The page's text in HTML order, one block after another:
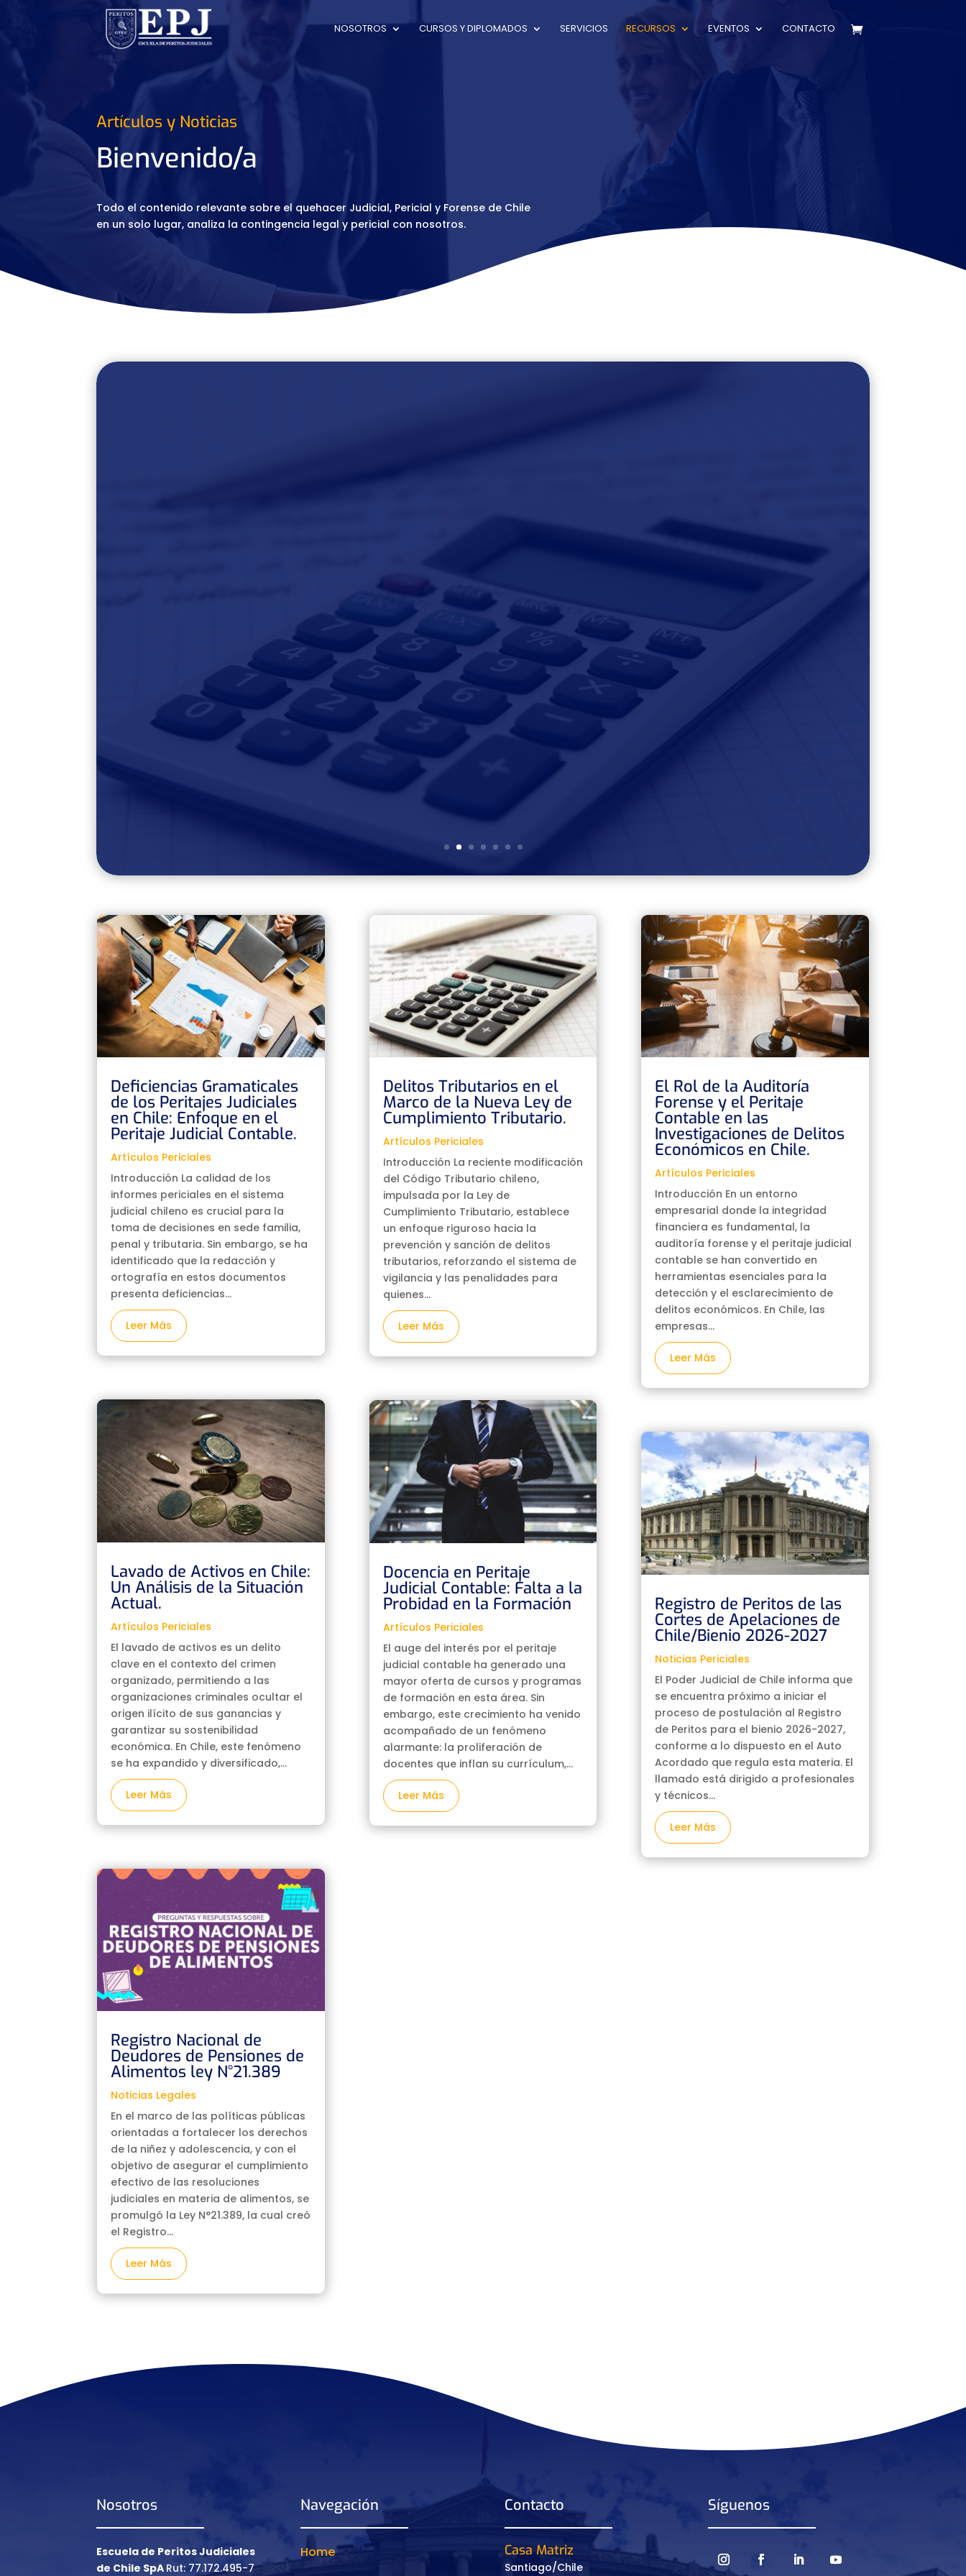
NOSOTROS CURSOS Y DIPLOMADOS SERVICIOS RECURSOS EVENTOS CONTACTO
Artículos y Noticias
Bienvenido/a
Todo el contenido relevante sobre el quehacer Judicial, Pericial y Forense de Chile
en un solo lugar, analiza la contingencia legal y pericial con nosotros.
Delitos Tributarios en el
Marco de la Nueva Ley de
Cumplimiento Tributario.
Escuela de Peritos Judiciales de Chile OTEC 18 de abril de 2025 Artículos Periciales| 0 Comentario
Introducción La reciente modificación del Código Tributario chileno, impulsada por la Ley de Cumplimiento
Tributario, establece un enfoque riguroso hacia la prevención y sanción de delitos tributarios, reforzando
el sistema de vigilancia y las penalidades para quienes...
Leer más
Deficiencias Gramaticales
de los Peritajes Judiciales
en Chile: Enfoque en el
Peritaje Judicial Contable.
Artículos Periciales
Introducción La calidad de los
informes periciales en el sistema
judicial chileno es crucial para la
toma de decisiones en sede familia,
penal y tributaria. Sin embargo, se ha
identificado que la redacción y
ortografía en estos documentos
presenta deficiencias...
Leer Más
Lavado de Activos en Chile:
Un Análisis de la Situación
Actual.
Artículos Periciales
El lavado de activos es un delito
clave en el contexto del crimen
organizado, permitiendo a las
organizaciones criminales ocultar el
origen ilícito de sus ganancias y
garantizar su sostenibilidad
económica. En Chile, este fenómeno
se ha expandido y diversificado,...
Leer Más
Registro Nacional de
Deudores de Pensiones de
Alimentos ley N°21.389
Noticias Legales
En el marco de las políticas públicas
orientadas a fortalecer los derechos
de la niñez y adolescencia, y con el
objetivo de asegurar el cumplimiento
efectivo de las resoluciones
judiciales en materia de alimentos, se
promulgó la Ley N°21.389, la cual creó
el Registro...
Leer Más
Delitos Tributarios en el
Marco de la Nueva Ley de
Cumplimiento Tributario.
Artículos Periciales
Introducción La reciente modificación
del Código Tributario chileno,
impulsada por la Ley de
Cumplimiento Tributario, establece
un enfoque riguroso hacia la
prevención y sanción de delitos
tributarios, reforzando el sistema de
vigilancia y las penalidades para
quienes...
Leer Más
Docencia en Peritaje
Judicial Contable: Falta a la
Probidad en la Formación
Artículos Periciales
El auge del interés por el peritaje
judicial contable ha generado una
mayor oferta de cursos y programas
de formación en esta área. Sin
embargo, este crecimiento ha venido
acompañado de un fenómeno
alarmante: la proliferación de
docentes que inflan su currículum,...
Leer Más
El Rol de la Auditoría
Forense y el Peritaje
Contable en las
Investigaciones de Delitos
Económicos en Chile.
Artículos Periciales
Introducción En un entorno
empresarial donde la integridad
financiera es fundamental, la
auditoría forense y el peritaje judicial
contable se han convertido en
herramientas esenciales para la
detección y el esclarecimiento de
delitos económicos. En Chile, las
empresas...
Leer Más
Registro de Peritos de las
Cortes de Apelaciones de
Chile/Bienio 2026-2027
Noticias Periciales
El Poder Judicial de Chile informa que
se encuentra próximo a iniciar el
proceso de postulación al Registro
de Peritos para el bienio 2026-2027,
conforme a lo dispuesto en el Auto
Acordado que regula esta materia. El
llamado está dirigido a profesionales
y técnicos...
Leer Más
Nosotros
Escuela de Peritos Judiciales
de Chile SpA Rut: 77.172.495-7
Navegación
Home
Contacto
Casa Matriz
Santiago/Chile
Síguenos